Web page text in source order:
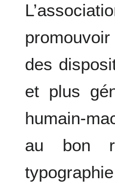
des
et plus
humain-
au bon